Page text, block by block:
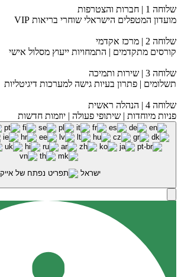
שלוחה 1 | חברות והצטרפות
מועדון המטפלים הישראלי שוחרי בריאות VIP
שלוחה 2 | מרכז אקדמי
קורסים מתקדמים | התמחויות ייעוץ מסלול אישי
שלוחה 3 | שירות ותמיכה
תשלומים | פתרון בעיות גישה למערכות דיגיטליות
שלוחה 4 | הנהלה ראשית
פניות מיוחדות | שיתופי פעולה | יוזמות חדשות
ישראל